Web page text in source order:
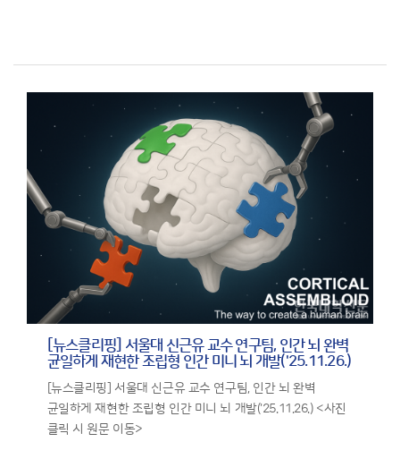
[뉴스클리핑] 서울대 신근유 교수 연구팀, 인간 뇌 완벽
균일하게 재현한 조립형 인간 미니 뇌 개발('25.11.26.)
[뉴스클리핑] 서울대 신근유 교수 연구팀, 인간 뇌 완벽
균일하게 재현한 조립형 인간 미니 뇌 개발('25.11.26.) <사진
클릭 시 원문 이동>